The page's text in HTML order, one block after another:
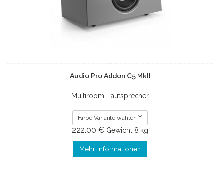
Audio Pro Addon C5 MkII
Multiroom-Lautsprecher
Farbe Variante wählen
222.00 € Gewicht 8 kg
Mehr Informationen